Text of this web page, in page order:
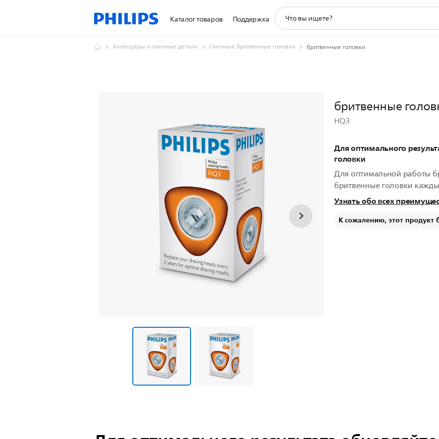
Каталог товаров Поддержка
поддержки
Аксессуары и сменные детали Сменные бритвенные головки бритвенные головки
бритвенные
HQ3
Для оптимального
головки
Для оптимальной работы
бритвенные головки
Узнать обо всех
К сожалению, этот продукт